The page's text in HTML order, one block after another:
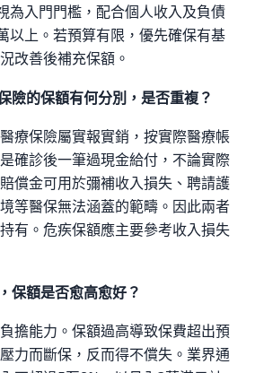
為入門門檻，配合個人收入及負債
以上。若預算有限，優先確保有基
改善後補充保額。
險的保額有何分別，是否重複？
療保險屬實報實銷，按實際醫療帳
確診後一筆過現金給付，不論實際
償金可用於彌補收入損失、聘請護
等醫保無法涵蓋的範疇。因此兩者
有。危疾保額應主要參考收入損失
保額是否愈高愈好？
擔能力。保額過高導致保費超出預
力而斷保，反而得不償失。業界通